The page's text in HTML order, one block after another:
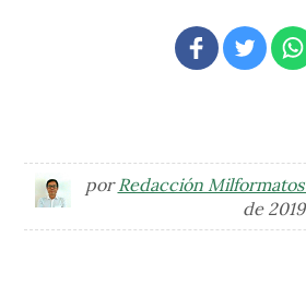
porRedacción Milformatos
de 2019